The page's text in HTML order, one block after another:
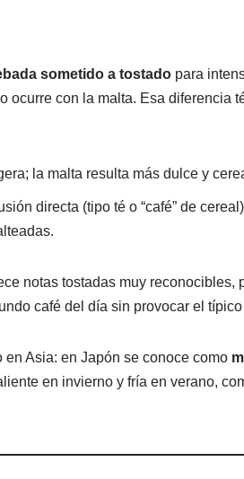
sometido a tostado para
ocurre con la malta. Esa diferencia
la malta resulta más dulce y
directa (tipo té o “café” de
notas tostadas muy reconocibles,
café del día sin provocar el
Asia: en Japón se conoce como
en invierno y fría en verano,